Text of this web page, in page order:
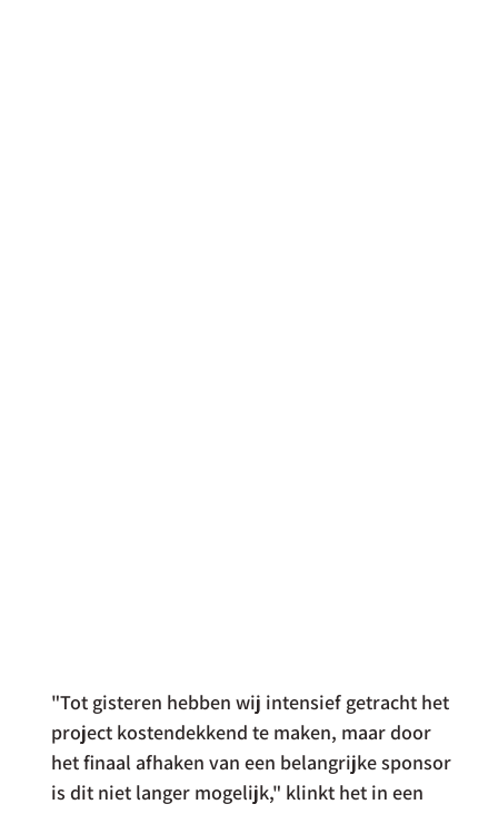
"Tot gisteren hebben wij intensief getracht het
project kostendekkend te maken, maar door
het finaal afhaken van een belangrijke sponsor
is dit niet langer mogelijk," klinkt het in een